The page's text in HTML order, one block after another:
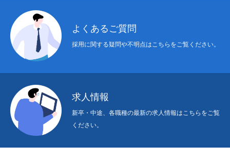
ニュース
よくあるご質問
採用に関する疑問や不明点はこちらをご覧ください。
求人情報
新卒・中途、各職種の最新の求人情報はこちらをご覧
ください。